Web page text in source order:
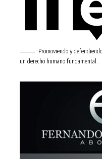
Promoviendo y
un derecho humano fundamental.